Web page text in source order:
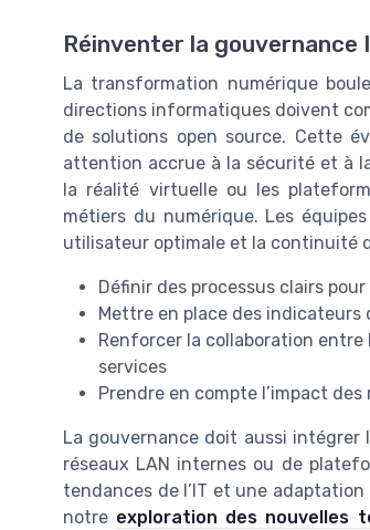
Réinventer la gouvernance
La transformation numérique
directions informatiques doivent
de solutions open source. Cette
attention accrue à la sécurité et à
la réalité virtuelle ou les
métiers du numérique. Les
utilisateur optimale et la continuité
Définir des processus clairs
Mettre en place des
Renforcer la collaboration entre
services
Prendre en compte l’impact des
La gouvernance doit aussi intégrer
réseaux LAN internes ou de
tendances de l’IT et une
notre exploration des nouvelles